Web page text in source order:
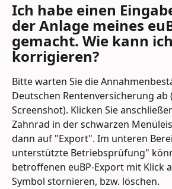
Ich habe einen
der Anlage meines
gemacht. Wie kann
korrigieren?
Bitte warten Sie die
Deutschen Rentenversicherung ab
Screenshot). Klicken Sie
Zahnrad in der schwarzen
dann auf "Export". Im unteren
unterstützte Betriebsprüfung"
betroffenen euBP-Export mit Klick
Symbol stornieren, bzw. löschen.